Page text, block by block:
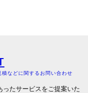
などに関するお問い合わせ
ったサービスをご提案いた